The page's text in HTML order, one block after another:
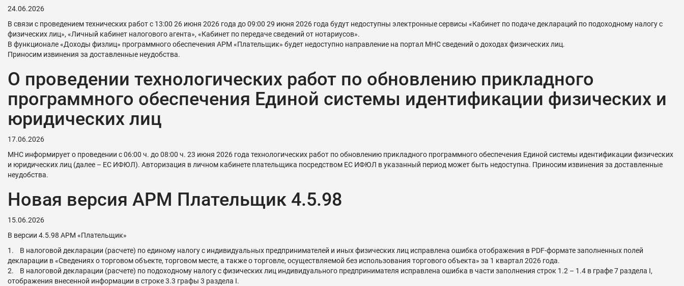
24.06.2026
В связи с проведением технических работ с 13:00 26 июня 2026 года до 09:00 29 июня 2026 года будут недоступны электронные сервисы «Кабинет по подаче деклараций по подоходному налогу с
физических лиц», «Личный кабинет налогового агента», «Кабинет по передаче сведений от нотариусов».
В функционале «Доходы физлиц» программного обеспечения АРМ «Плательщик» будет недоступно направление на портал МНС сведений о доходах физических лиц.
Приносим извинения за доставленные неудобства.
О проведении технологических работ по обновлению прикладного
программного обеспечения Единой системы идентификации физических и
юридических лиц
17.06.2026
МНС информирует о проведении с 06:00 ч. до 08:00 ч. 23 июня 2026 года технологических работ по обновлению прикладного программного обеспечения Единой системы идентификации физических
и юридических лиц (далее – ЕС ИФЮЛ). Авторизация в личном кабинете плательщика посредством ЕС ИФЮЛ в указанный период может быть недоступна. Приносим извинения за доставленные
неудобства.
Новая версия АРМ Плательщик 4.5.98
15.06.2026
В версии 4.5.98 АРМ «Плательщик»
1. В налоговой декларации (расчете) по единому налогу с индивидуальных предпринимателей и иных физических лиц исправлена ошибка отображения в PDF-формате заполненных полей
декларации в «Сведениях о торговом объекте, торговом месте, а также о торговле, осуществляемой без использования торгового объекта» за 1 квартал 2026 года.
2. В налоговой декларации (расчете) по подоходному налогу с физических лиц индивидуального предпринимателя исправлена ошибка в части заполнения строк 1.2 – 1.4 в графе 7 раздела I,
отображения внесенной информации в строке 3.3 графы 3 раздела I.